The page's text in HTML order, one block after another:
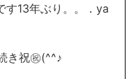
す13年ぶり。。．ya
き祝㊗(^^♪